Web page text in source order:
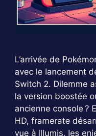
L’arrivée de
avec le lancement
Switch 2. Dilemme
la version boostée
ancienne console ?
HD, framerate
vue à Illumis, les